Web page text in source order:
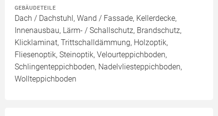
GEBÄUDETEILE
Dach / Dachstuhl, Wand / Fassade, Kellerdecke,
Innenausbau, Lärm- / Schallschutz, Brandschutz,
Klicklaminat, Trittschalldämmung, Holzoptik,
Fliesenoptik, Steinoptik, Velourteppichboden,
Schlingenteppichboden, Nadelvliesteppichboden,
Wollteppichboden